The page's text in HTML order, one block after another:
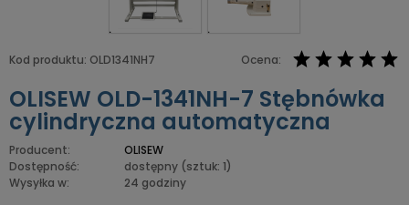
Ocena:
Kod produktu: OLD1341NH7
OLISEW OLD-1341NH-7 Stębnówka
cylindryczna automatyczna
Producent:
OLISEW
Dostępność:
dostępny (sztuk: 1)
Wysyłka w:
24 godziny